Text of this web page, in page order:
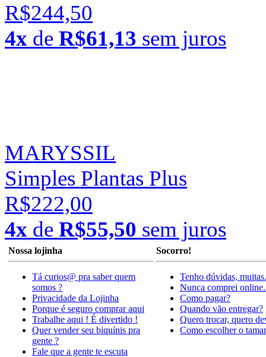
R$244,50
4x de R$61,13 sem juros
MARYSSIL
Simples Plantas Plus
R$222,00
4x de R$55,50 sem juros
Nossa lojinha
Tá curios@ pra saber quem
somos ?
Privacidade da Lojinha
Porque é seguro comprar aqui
Trabalhe aqui ! É divertido !
Quer vender seu biquínis pra
gente ?
Fale que a gente te escuta
Socorro!
Tenho dúvidas, muitas.
Nunca comprei online.
Como pagar?
Quando vão entregar?
Quero trocar, quero
Como escolher o